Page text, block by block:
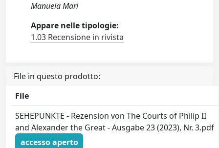
Manuela Mari
Appare nelle tipologie:
1.03 Recensione in rivista
File in questo prodotto:
File
SEHEPUNKTE - Rezension von The Courts of Philip II
and Alexander the Great - Ausgabe 23 (2023), Nr. 3.pdf
accesso aperto